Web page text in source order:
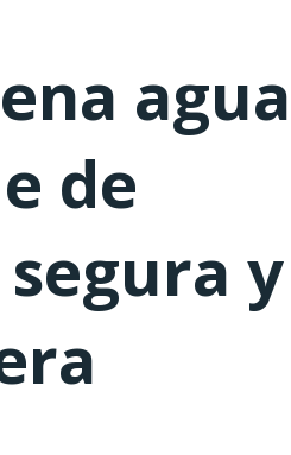
agua
de
y